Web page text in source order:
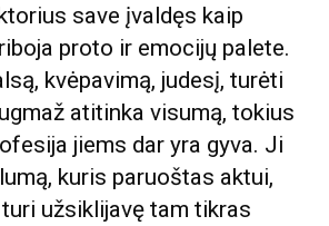
save įvaldęs kaip
proto ir emocijų palete.
kvėpavimą, judesį, turėti
atitinka visumą, tokius
jiems dar yra gyva. Ji
kuris paruoštas aktui,
užsiklijavę tam tikras